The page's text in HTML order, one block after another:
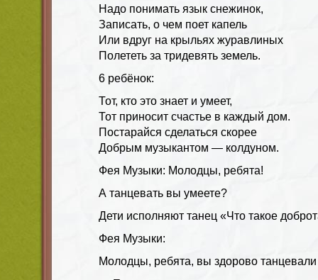
Надо понимать язык снежинок,
Записать, о чем поет капель
Или вдруг на крыльях журавлиных
Полететь за тридевять земель.
6 ребёнок:
Тот, кто это знает и умеет,
Тот приносит счастье в каждый дом.
Постарайся сделаться скорее
Добрым музыкантом — колдуном.
Фея Музыки: Молодцы, ребята!
А танцевать вы умеете?
Дети исполняют танец «Что такое
Фея Музыки:
Молодцы, ребята, вы здорово танцевали